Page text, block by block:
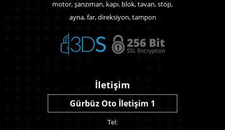
motor, şanzıman, kapı. blok, tavan, stop,
ayna, far, direksiyon, tampon
İletişim
Gürbüz Oto İletişim 1
Tel: